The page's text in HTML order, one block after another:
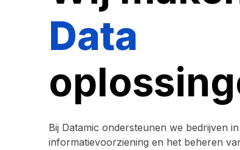
Data
Bij Datamic ondersteunen we bedrijven
informatievoorziening en het beheren